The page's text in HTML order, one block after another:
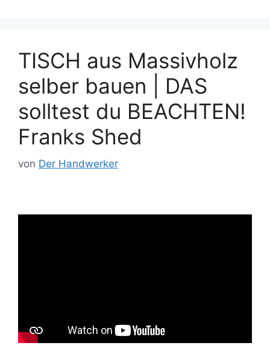
TISCH aus Massivholz
selber bauen | DAS
solltest du BEACHTEN!
Franks Shed
von Der Handwerker